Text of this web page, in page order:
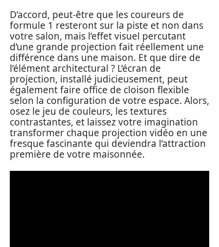
D’accord, peut-être que les coureurs de
formule 1 resteront sur la piste et non dans
votre salon, mais l’effet visuel percutant
d’une grande projection fait réellement une
différence dans une maison. Et que dire de
l’élément architectural ? L’écran de
projection, installé judicieusement, peut
également faire office de cloison flexible
selon la configuration de votre espace. Alors,
osez le jeu de couleurs, les textures
contrastantes, et laissez votre imagination
transformer chaque projection vidéo en une
fresque fascinante qui deviendra l’attraction
première de votre maisonnée.